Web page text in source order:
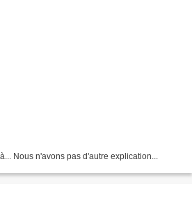
Nous n'avons pas d'autre explication...